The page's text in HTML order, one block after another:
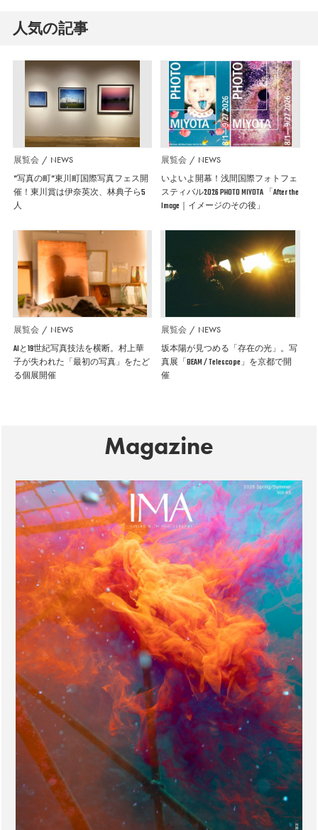
人気の記事
展覧会 NEWS
”写真の町”東川町国際写真フェス開
催！東川賞は伊奈英次、林典子ら5
人
展覧会 NEWS
いよいよ開幕！浅間国際フォトフェ
スティバル2026 PHOTO MIYOTA 「After the
Image｜イメージのその後」
展覧会 NEWS
AIと19世紀写真技法を横断。村上華
子が失われた「最初の写真」をたど
る個展開催
展覧会 NEWS
坂本陽が見つめる「存在の光」。写
真展「BEAM / Telescope」を京都で開
催
Magazine